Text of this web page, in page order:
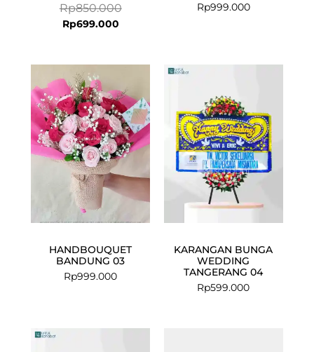
Rp850.000
Rp699.000
Rp999.000
HANDBOUQUET
BANDUNG 03
Rp999.000
KARANGAN BUNGA
WEDDING
TANGERANG 04
Rp599.000